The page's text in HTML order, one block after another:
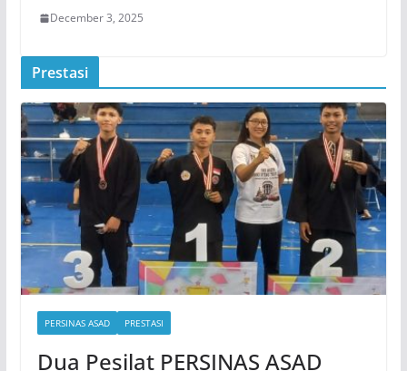
December 3, 2025
Prestasi
PERSINAS ASAD PRESTASI
Dua Pesilat PERSINAS ASAD